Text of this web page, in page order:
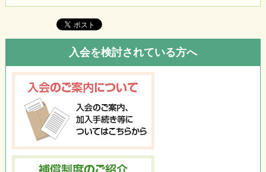
入会を検討されている方へ